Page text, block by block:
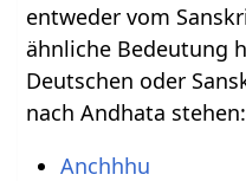
entweder vom
ähnliche Bedeutung
Deutschen oder
nach Andhata stehen:
Anchhhu